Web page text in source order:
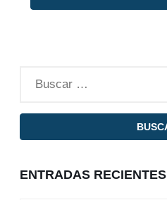
ENTRADAS RECIENTES